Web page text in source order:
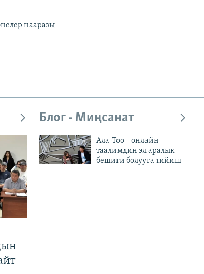
нааразы
Блог - Миңсанат
Ала-Тоо – онлайн
таалимдин эл аралык
бешиги болууга тийиш